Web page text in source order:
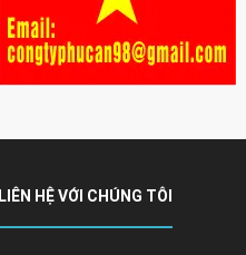
LIÊN HỆ VỚI CHÚNG TÔI